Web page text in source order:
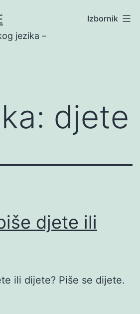
jezika –
Izbornik
djete
djete ili
ili dijete? Piše se dijete.